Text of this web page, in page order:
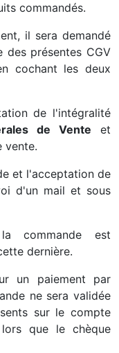
commandés.
il sera demandé
des présentes CGV
cochant les deux
de l'intégralité
de Vente et
vente.
et l'acceptation de
d'un mail et sous
commande est
dernière.
un paiement par
ne sera validée
sur le compte
que le chèque